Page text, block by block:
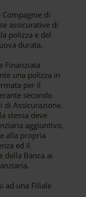
di
assicurative di
polizza e del
durata.
Finanziata
una polizza in
per il
secondo
di Assicurazione.
stessa deve
aggiuntivo,
alla propria
ed il
della Banca ai
ad una Filiale